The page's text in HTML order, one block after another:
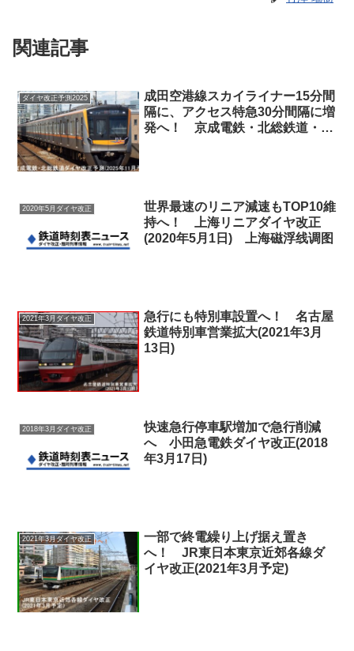
関連記事
ダイヤ改正予測2025
成田空港線スカイライナー15分間
隔に、アクセス特急30分間隔に増
発へ！ 京成電鉄・北総鉄道・都
2020年5月ダイヤ改正
世界最速のリニア減速もTOP10維
持へ！ 上海リニアダイヤ改正
(2020年5月1日) 上海磁浮线调图
2021年3月ダイヤ改正
急行にも特別車設置へ！ 名古屋
鉄道特別車営業拡大(2021年3月
13日)
2018年3月ダイヤ改正
快速急行停車駅増加で急行削減
へ 小田急電鉄ダイヤ改正(2018
年3月17日)
2021年3月ダイヤ改正
一部で終電繰り上げ据え置き
へ！ JR東日本東京近郊各線ダ
イヤ改正(2021年3月予定)